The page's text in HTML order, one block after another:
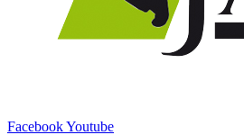
FacebookYoutube